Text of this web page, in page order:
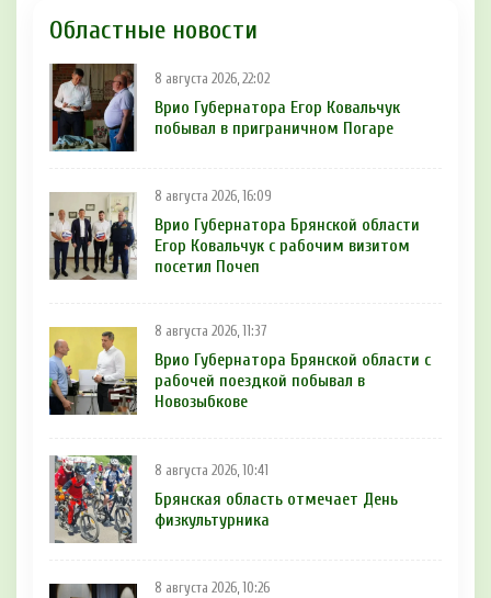
Областные новости
8 августа 2026, 22:02
Врио Губернатора Егор Ковальчук
побывал в приграничном Погаре
8 августа 2026, 16:09
Врио Губернатора Брянской области
Егор Ковальчук с рабочим визитом
посетил Почеп
8 августа 2026, 11:37
Врио Губернатора Брянской области с
рабочей поездкой побывал в
Новозыбкове
8 августа 2026, 10:41
Брянская область отмечает День
физкультурника
8 августа 2026, 10:26